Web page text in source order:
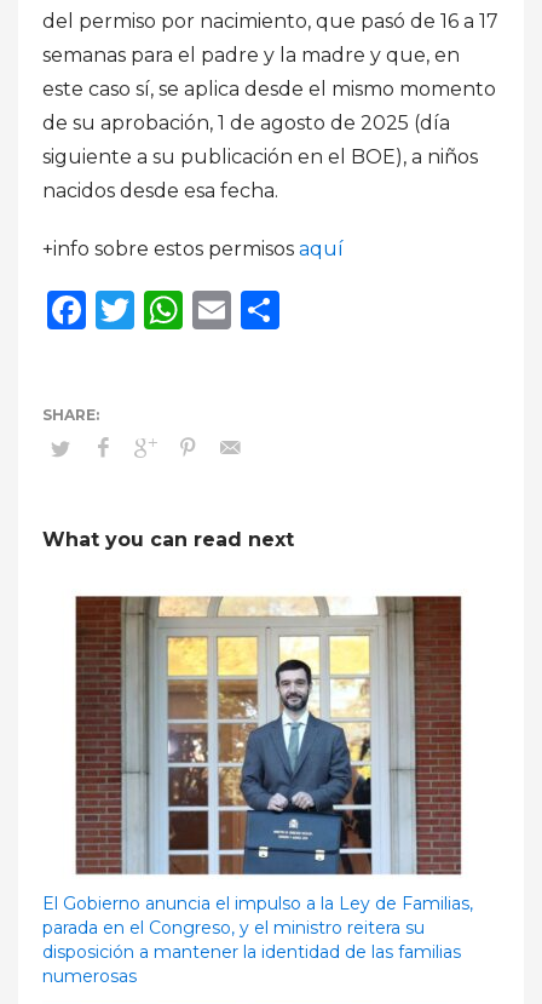
del permiso por nacimiento, que pasó de 16 a 17
semanas para el padre y la madre y que, en
este caso sí, se aplica desde el mismo momento
de su aprobación, 1 de agosto de 2025 (día
siguiente a su publicación en el BOE), a niños
nacidos desde esa fecha.
+info sobre estos permisos aquí
Facebook
Twitter
WhatsApp
Email
What you can read next
El Gobierno anuncia el impulso a la Ley de Familias,
parada en el Congreso, y el ministro reitera su
disposición a mantener la identidad de las familias
numerosas